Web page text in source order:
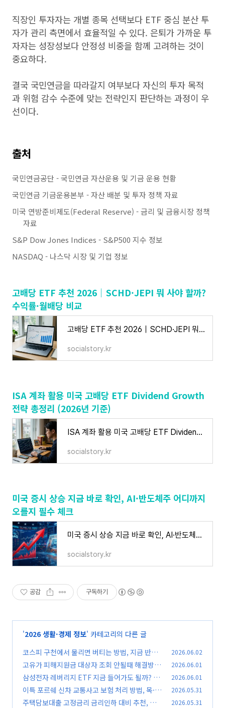
직장인 투자자는 개별 종목 선택보다 ETF 중심 분산 투
자가 관리 측면에서 효율적일 수 있다. 은퇴가 가까운 투
자자는 성장성보다 안정성 비중을 함께 고려하는 것이
중요하다.
결국 국민연금을 따라갈지 여부보다 자신의 투자 목적
과 위험 감수 수준에 맞는 전략인지 판단하는 과정이 우
선이다.
출처
국민연금공단 - 국민연금 자산운용 및 기금 운용 현황
국민연금 기금운용본부 - 자산 배분 및 투자 정책 자료
미국 연방준비제도(Federal Reserve) - 금리 및 금융시장 정책
자료
S&P Dow Jones Indices - S&P500 지수 정보
NASDAQ - 나스닥 시장 및 기업 정보
고배당 ETF 추천 2026｜SCHD·JEPI 뭐 사야 할까?
수익률·월배당 비교
고배당 ETF 추천 2026｜SCHD·JEPI 뭐 사야 할까? 수익률·월배당 비교
socialstory.kr
ISA 계좌 활용 미국 고배당 ETF Dividend Growth
전략 총정리 (2026년 기준)
ISA 계좌 활용 미국 고배당 ETF Dividend Growth 전략 총정리 (2026년 기준)
socialstory.kr
미국 증시 상승 지금 바로 확인, AI·반도체주 어디까지
오를지 필수 체크
미국 증시 상승 지금 바로 확인, AI·반도체주 어디까지 오를지 필수 체크
socialstory.kr
공감 구독하기
'2026 생활·경제 정보' 카테고리의 다른 글
코스피 구천에서 물리면 버티는 방법, 지금 반드
시 확인해야 할 대응 기준 (0)
2026.06.02
고유가 피해지원금 대상자 조회 안될때 해결방
법, 확인해야 할 체크사항
(0)
2026.06.01
삼성전자 레버리지 ETF 지금 들어가도 될까? 고
점 논란 속 현실적인 판단 기준 (0)
2026.06.01
이특 포르쉐 신차 교통사고 보험 처리 방법, 목·
허리 통증 보상 지금 바로 확인
(0)
2026.05.31
주택담보대출 고정금리 금리인하 대비 추천, 지
2026.05.31